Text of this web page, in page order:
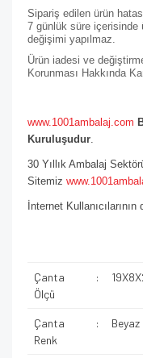
Sipariş edilen ürün
7 günlük süre içerisinde
değişimi yapılmaz.
Ürün iadesi ve
Korunması Hakkında
www.1001ambalaj.com
Kuruluşudur.
30 Yıllık Ambalaj
Sitemiz
İnternet
Çanta
Ölçü
:
Çanta
Renk
: Beyaz